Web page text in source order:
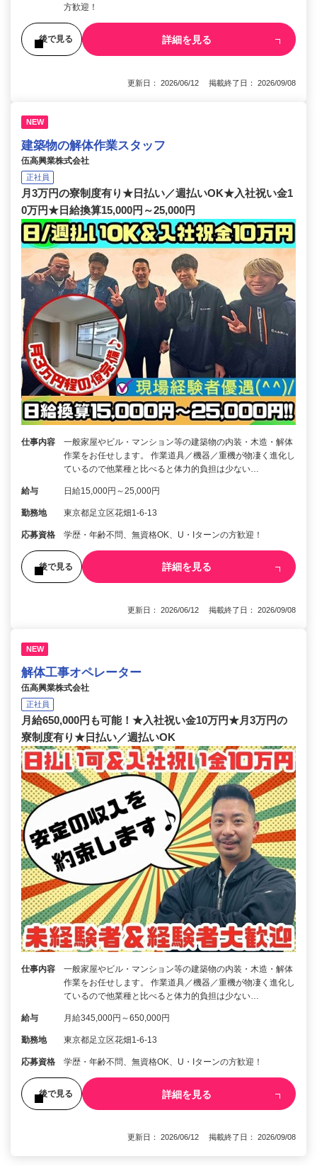
方歓迎！
後で見る 詳細を見る
更新日： 2026/06/12 掲載終了日： 2026/09/08
NEW
建築物の解体作業スタッフ
伍高興業株式会社
正社員
月3万円の寮制度有り★日払い／週払いOK★入社祝い金1
0万円★日給換算15,000円～25,000円
仕事内容
一般家屋やビル・マンション等の建築物の内装・木造・解体
作業をお任せします。 作業道具／機器／重機が物凄く進化し
ているので他業種と比べると体力的負担は少ない…
給与 日給15,000円～25,000円
勤務地 東京都足立区花畑1-6-13
応募資格 学歴・年齢不問、無資格OK、U・Iターンの方歓迎！
後で見る 詳細を見る
更新日： 2026/06/12 掲載終了日： 2026/09/08
NEW
解体工事オペレーター
伍高興業株式会社
正社員
月給650,000円も可能！★入社祝い金10万円★月3万円の
寮制度有り★日払い／週払いOK
仕事内容
一般家屋やビル・マンション等の建築物の内装・木造・解体
作業をお任せします。 作業道具／機器／重機が物凄く進化し
ているので他業種と比べると体力的負担は少ない…
給与 月給345,000円～650,000円
勤務地 東京都足立区花畑1-6-13
応募資格 学歴・年齢不問、無資格OK、U・Iターンの方歓迎！
後で見る 詳細を見る
更新日： 2026/06/12 掲載終了日： 2026/09/08